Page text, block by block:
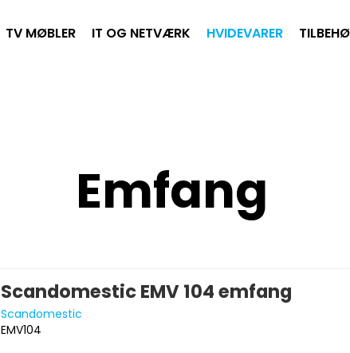
TV MØBLER IT OG NETVÆRK HVIDEVARER
Emfang
Scandomestic EMV 104 emfang
Scandomestic
EMV104